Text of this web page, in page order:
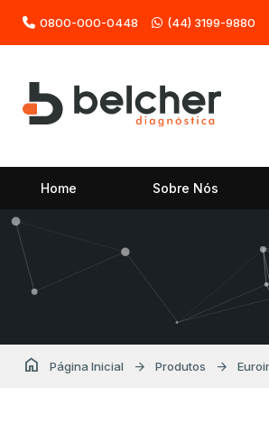
0800-000-0448 (44) 3199-9880
Home Sobre Nós
home Página Inicial arrow_forward Produtos arrow_forward